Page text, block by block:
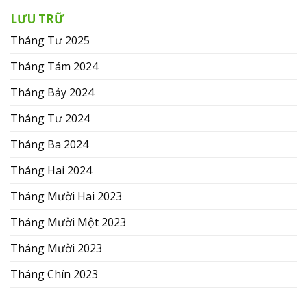
LƯU TRỮ
Tháng Tư 2025
Tháng Tám 2024
Tháng Bảy 2024
Tháng Tư 2024
Tháng Ba 2024
Tháng Hai 2024
Tháng Mười Hai 2023
Tháng Mười Một 2023
Tháng Mười 2023
Tháng Chín 2023